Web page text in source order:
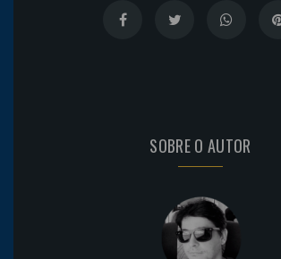
SOBRE O AUTOR